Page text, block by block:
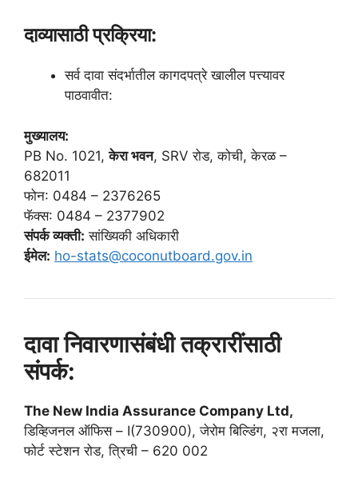
दाव्यासाठी प्रक्रिया:
सर्व दावा संदर्भातील कागदपत्रे खालील पत्त्यावर
पाठवावीत:
मुख्यालय:
PB No. 1021,केरा भवन, SRV रोड, कोची, केरळ –
682011
फोन: 0484 – 2376265
फॅक्स: 0484 – 2377902
संपर्क व्यक्ती: सांख्यिकी अधिकारी
ईमेल: ho-stats@coconutboard.gov.in
दावा निवारणासंबंधी तक्रारींसाठी
संपर्क:
The New India Assurance Company Ltd,
डिव्हिजनल ऑफिस – I(730900), जेरोम बिल्डिंग, २रा मजला,
फोर्ट स्टेशन रोड, त्रिची – 620 002